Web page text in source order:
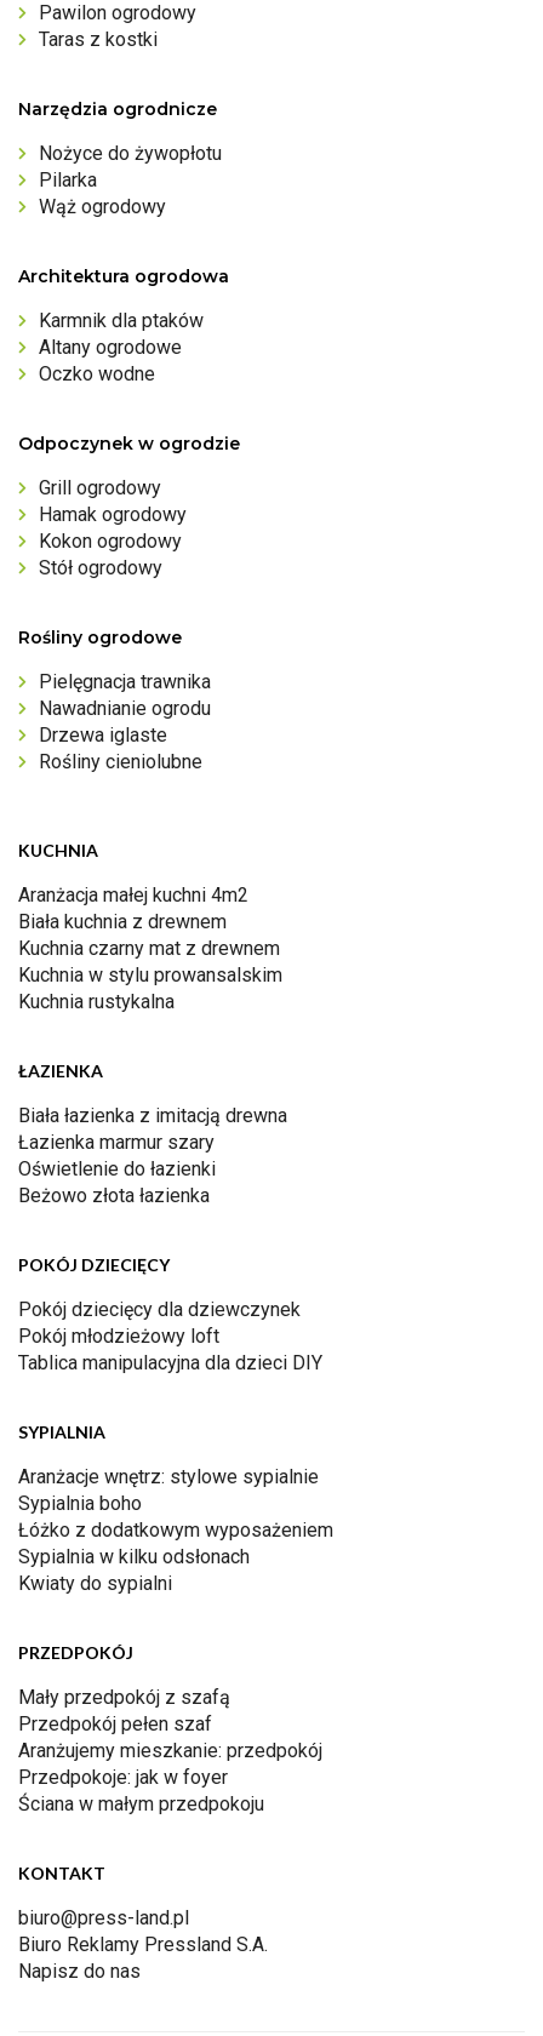
Pawilon ogrodowy
Taras z kostki
Narzędzia ogrodnicze
Nożyce do żywopłotu
Pilarka
Wąż ogrodowy
Architektura ogrodowa
Karmnik dla ptaków
Altany ogrodowe
Oczko wodne
Odpoczynek w ogrodzie
Grill ogrodowy
Hamak ogrodowy
Kokon ogrodowy
Stół ogrodowy
Rośliny ogrodowe
Pielęgnacja trawnika
Nawadnianie ogrodu
Drzewa iglaste
Rośliny cieniolubne
KUCHNIA
Aranżacja małej kuchni 4m2
Biała kuchnia z drewnem
Kuchnia czarny mat z drewnem
Kuchnia w stylu prowansalskim
Kuchnia rustykalna
ŁAZIENKA
Biała łazienka z imitacją drewna
Łazienka marmur szary
Oświetlenie do łazienki
Beżowo złota łazienka
POKÓJ DZIECIĘCY
Pokój dziecięcy dla dziewczynek
Pokój młodzieżowy loft
Tablica manipulacyjna dla dzieci DIY
SYPIALNIA
Aranżacje wnętrz: stylowe sypialnie
Sypialnia boho
Łóżko z dodatkowym wyposażeniem
Sypialnia w kilku odsłonach
Kwiaty do sypialni
PRZEDPOKÓJ
Mały przedpokój z szafą
Przedpokój pełen szaf
Aranżujemy mieszkanie: przedpokój
Przedpokoje: jak w foyer
Ściana w małym przedpokoju
KONTAKT
biuro@press-land.pl
Biuro Reklamy Pressland S.A.
Napisz do nas